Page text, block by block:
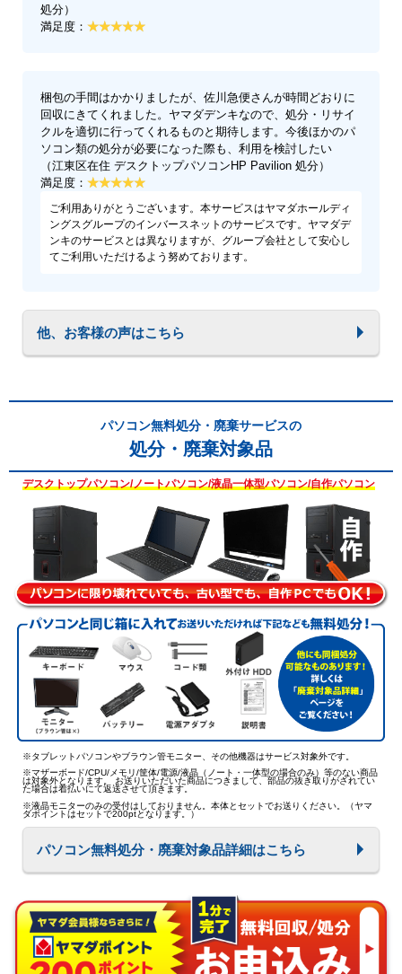
処分）
満足度：
梱包の手間はかかりましたが、佐川急便さんが時間どおりに
回収にきてくれました。ヤマダデンキなので、処分・リサイ
クルを適切に行ってくれるものと期待します。今後ほかのパ
ソコン類の処分が必要になった際も、利用を検討したい
（江東区在住 デスクトップパソコンHP Pavilion 処分）
満足度：
ご利用ありがとうございます。本サービスはヤマダホールディ
ングスグループのインバースネットのサービスです。ヤマダデ
ンキのサービスとは異なりますが、グループ会社として安心し
てご利用いただけるよう努めております。
他、お客様の声はこちら
パソコン無料処分・廃棄サービスの
処分・廃棄対象品
デスクトップパソコン/ノートパソコン/液晶一体型パソコン/自作パソコン
※タブレットパソコンやブラウン管モニター、その他機器はサービス対象外です。
※マザーボード/CPU/メモリ/筐体/電源/液晶（ノート・一体型の場合のみ）等のない商品
は対象外となります。 お送りいただいた商品につきまして、部品の抜き取りがされてい
た場合は着払いにて返送させて頂きます。
※液晶モニターのみの受付はしておりません。本体とセットでお送りください。（ヤマ
ダポイントはセットで200ptとなります。）
パソコン無料処分・廃棄対象品詳細はこちら